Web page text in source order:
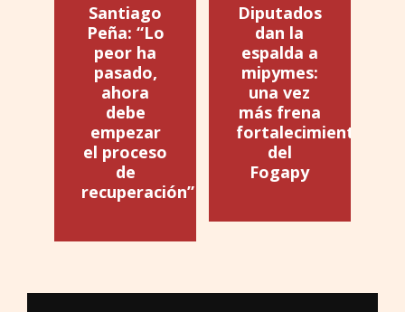
Santiago
Peña: “Lo
peor ha
pasado,
ahora
debe
empezar
el proceso
de
recuperación”
Diputados
dan la
espalda a
mipymes:
una vez
más frena
fortalecimiento
del
Fogapy